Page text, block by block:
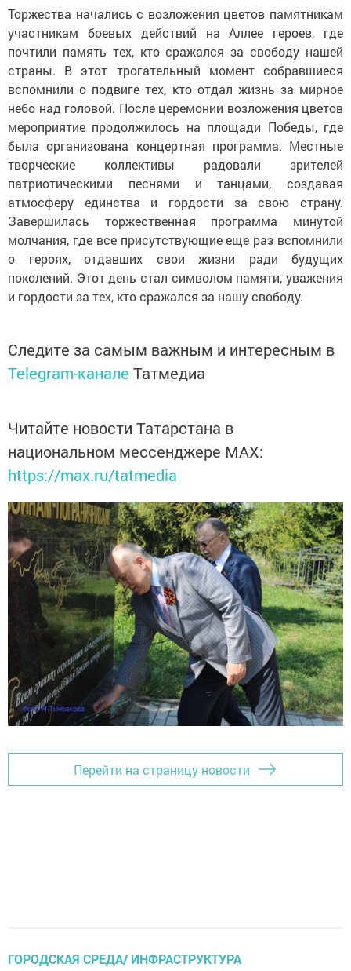
Торжества начались с возложения цветов памятникам
участникам боевых действий на Аллее героев, где
почтили память тех, кто сражался за свободу нашей
страны. В этот трогательный момент собравшиеся
вспомнили о подвиге тех, кто отдал жизнь за мирное
небо над головой. После церемонии возложения цветов
мероприятие продолжилось на площади Победы, где
была организована концертная программа. Местные
творческие коллективы радовали зрителей
патриотическими песнями и танцами, создавая
атмосферу единства и гордости за свою страну.
Завершилась торжественная программа минутой
молчания, где все присутствующие еще раз вспомнили
о героях, отдавших свои жизни ради будущих
поколений. Этот день стал символом памяти, уважения
и гордости за тех, кто сражался за нашу свободу.
Следите за самым важным и интересным в
Telegram-канале Татмедиа
Читайте новости Татарстана в
национальном мессенджере MАХ:
https://max.ru/tatmedia
Перейти на страницу новости
ГОРОДСКАЯ СРЕДА/ ИНФРАСТРУКТУРА